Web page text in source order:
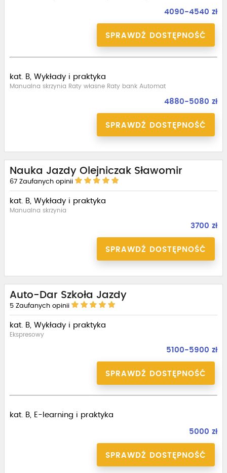
4090-4540 zł
SPRAWDŹ DOSTĘPNOŚĆ
kat. B, Wykłady i praktyka
Manualna skrzynia Raty własne Raty bank Automat
4880-5080 zł
SPRAWDŹ DOSTĘPNOŚĆ
Nauka Jazdy Olejniczak Sławomir
67 Zaufanych opinii
kat. B, Wykłady i praktyka
Manualna skrzynia
3700 zł
SPRAWDŹ DOSTĘPNOŚĆ
Auto-Dar Szkoła Jazdy
5 Zaufanych opinii
kat. B, Wykłady i praktyka
Ekspresowy
5100-5900 zł
SPRAWDŹ DOSTĘPNOŚĆ
kat. B, E-learning i praktyka
5000 zł
SPRAWDŹ DOSTĘPNOŚĆ